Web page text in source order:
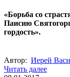
«Борьба со
Паисию
гордость».
Автор: Иерей
Читать далее